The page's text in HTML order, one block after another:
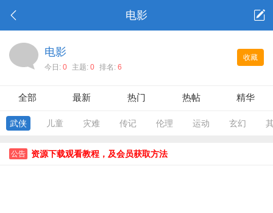
电影
收藏
电影
今日: 0 主题: 0 排名: 6
全部 最新 热门 热帖 精华
武侠 儿童 灾难 传记 伦理 运动 玄幻
公告 资源下载观看教程，及会员获取方法